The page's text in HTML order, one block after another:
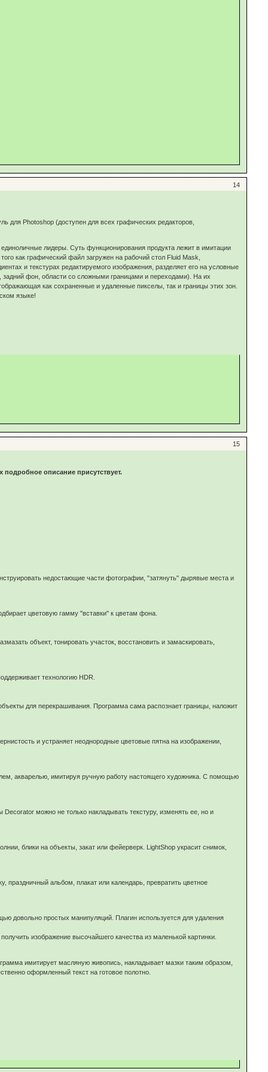
14
для Photoshop (доступен для всех графических редакторов,
лидеры. Суть функционирования продукта лежит в имитации
как графический файл загружен на рабочий стол Fluid Mask,
и текстурах редактируемого изображения, разделяет его на условные
фон, области со сложными границами и переходами). На их
как сохраненные и удаленные пикселы, так и границы этих зон.
языке!
15
описание присутствует.
недостающие части фотографии, "затянуть" дырявые места и
цветовую гамму "вставки" к цветам фона.
объект, тонировать участок, восстановить и замаскировать,
технологию HDR.
для перекрашивания. Программа сама распознает границы, наложит
и устраняет неоднородные цветовые пятна на изображении,
акварелью, имитируя ручную работу настоящего художника. С помощью
можно не только накладывать текстуру, изменять ее, но и
блики на объекты, закат или фейерверк. LightShop украсит снимок,
альбом, плакат или календарь, превратить цветное
довольно простых манипуляций. Плагин используется для удаления
изображение высочайшего качества из маленькой картинки.
имитирует масляную живопись, накладывает мазки таким образом,
оформленный текст на готовое полотно.